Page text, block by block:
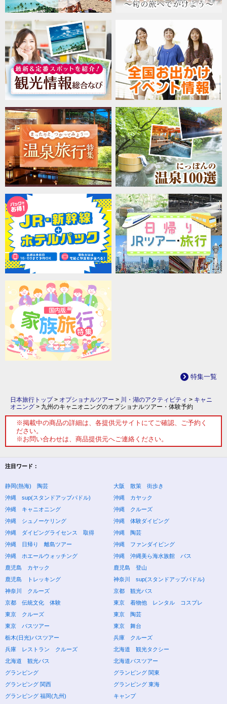
特集一覧
日本旅行トップ> オプショナルツアー > 川・湖のアクティビティ > キャニ
オニング > 九州のキャニオニングのオプショナルツアー・体験予約
※掲載中の商品の詳細は、各提供元サイトにてご確認、ご予約く
ださい。
※お問い合わせは、商品提供元へご連絡ください。
注目ワード：
静岡(熱海) 陶芸
大阪 散策 街歩き
沖縄 sup(スタンドアップパドル)
沖縄 カヤック
沖縄 キャニオニング
沖縄 クルーズ
沖縄 シュノーケリング
沖縄 体験ダイビング
沖縄 ダイビングライセンス 取得
沖縄 陶芸
沖縄 日帰り 離島ツアー
沖縄 ファンダイビング
沖縄 ホエールウォッチング
沖縄 沖縄美ら海水族館 バス
鹿児島 カヤック
鹿児島 登山
鹿児島 トレッキング
神奈川 sup(スタンドアップパドル)
神奈川 クルーズ
京都 観光バス
京都 伝統文化 体験
東京 着物他 レンタル コスプレ
東京 クルーズ
東京 陶芸
東京 バスツアー
東京 舞台
栃木(日光)バスツアー
兵庫 クルーズ
兵庫 レストラン クルーズ
北海道 観光タクシー
北海道 観光バス
北海道バスツアー
グランピング
グランピング 関東
グランピング 関西
グランピング 東海
グランピング 福岡(九州)
キャンプ